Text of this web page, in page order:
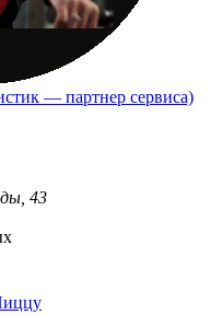
— партнер сервиса)
43